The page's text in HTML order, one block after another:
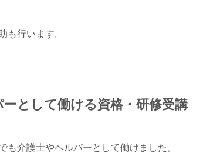
も行います。
として働ける資格・研修受講
介護士やヘルパーとして働けました。